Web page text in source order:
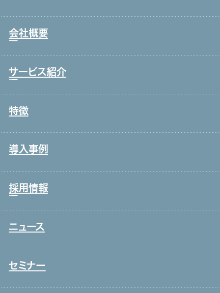
会社概要
トップメッセージ
事業戦略・事業領域
ブランド理念
沿革
サービス紹介
コールセンター・オフィスワーク
製造・工場
宿泊・外食
営業
特徴
導入事例
採用情報
新卒採用
中途採用
ニュース
セミナー